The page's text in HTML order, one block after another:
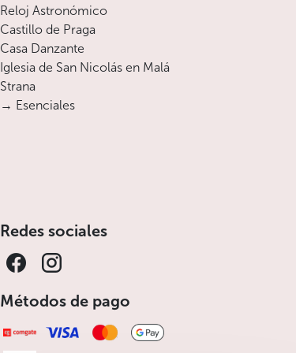
Reloj Astronómico
Castillo de Praga
Casa Danzante
Iglesia de San Nicolás en Malá
Strana
→ Esenciales
Redes sociales
Métodos de pago